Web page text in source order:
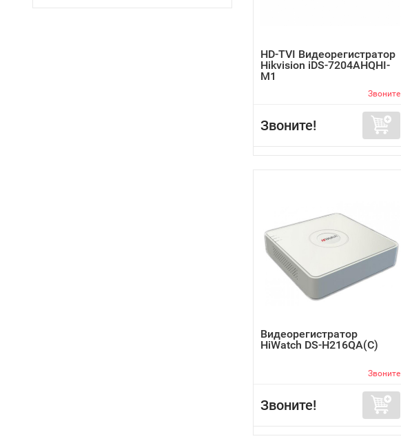
HD-TVI Видеорегистратор
Hikvision iDS-7204AHQHI-
M1
Звоните
Звоните!
Видеорегистратор
HiWatch DS-H216QA(C)
Звоните
Звоните!